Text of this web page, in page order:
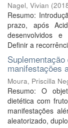
Nagel, Vivian (
Resumo:
prazo, após
desenvolvidos e
Definir a
manifestações
Moura, Priscilla
Resumo: O
dietética com
manifestações
aleatorizado,